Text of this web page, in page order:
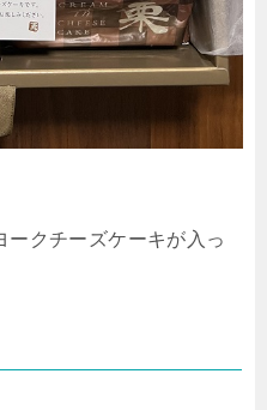
ークチーズケーキが入っ